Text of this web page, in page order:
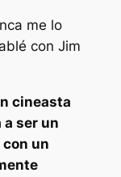
me lo
con Jim
cineasta
a ser un
un